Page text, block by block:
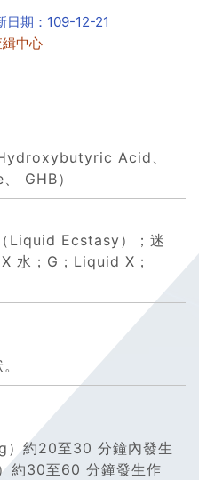
日期：109-12-21
中心
Acid、
GHB）
Liquid Ecstasy）；迷
水；G；Liquid X；
）約20至30 分鐘內發生
約30至60 分鐘發生作